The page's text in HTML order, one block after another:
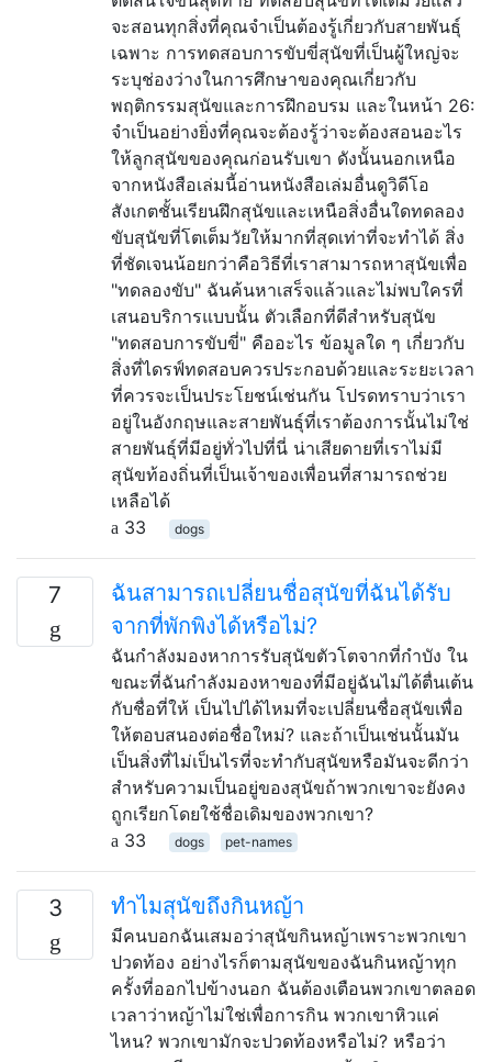
จะสอนทุกสิ่งที่คุณจำเป็นต้องรู้เกี่ยวกับสายพันธุ์
เฉพาะ การทดสอบการขับขี่สุนัขที่เป็นผู้ใหญ่จะ
ระบุช่องว่างในการศึกษาของคุณเกี่ยวกับ
พฤติกรรมสุนัขและการฝึกอบรม และในหน้า 26:
จำเป็นอย่างยิ่งที่คุณจะต้องรู้ว่าจะต้องสอนอะไร
ให้ลูกสุนัขของคุณก่อนรับเขา ดังนั้นนอกเหนือ
จากหนังสือเล่มนี้อ่านหนังสือเล่มอื่นดูวิดีโอ
สังเกตชั้นเรียนฝึกสุนัขและเหนือสิ่งอื่นใดทดลอง
ขับสุนัขที่โตเต็มวัยให้มากที่สุดเท่าที่จะทำได้ สิ่ง
ที่ชัดเจนน้อยกว่าคือวิธีที่เราสามารถหาสุนัขเพื่อ
"ทดลองขับ" ฉันค้นหาเสร็จแล้วและไม่พบใครที่
เสนอบริการแบบนั้น ตัวเลือกที่ดีสำหรับสุนัข
"ทดสอบการขับขี่" คืออะไร ข้อมูลใด ๆ เกี่ยวกับ
สิ่งที่ไดรฟ์ทดสอบควรประกอบด้วยและระยะเวลา
ที่ควรจะเป็นประโยชน์เช่นกัน โปรดทราบว่าเรา
อยู่ในอังกฤษและสายพันธุ์ที่เราต้องการนั้นไม่ใช่
สายพันธุ์ที่มีอยู่ทั่วไปที่นี่ น่าเสียดายที่เราไม่มี
สุนัขท้องถิ่นที่เป็นเจ้าของเพื่อนที่สามารถช่วย
เหลือได้
33
dogs
7
ฉันสามารถเปลี่ยนชื่อสุนัขที่ฉันได้รับ
จากที่พักพิงได้หรือไม่?
ฉันกำลังมองหาการรับสุนัขตัวโตจากที่กำบัง ใน
ขณะที่ฉันกำลังมองหาของที่มีอยู่ฉันไม่ได้ตื่นเต้น
กับชื่อที่ให้ เป็นไปได้ไหมที่จะเปลี่ยนชื่อสุนัขเพื่อ
ให้ตอบสนองต่อชื่อใหม่? และถ้าเป็นเช่นนั้นมัน
เป็นสิ่งที่ไม่เป็นไรที่จะทำกับสุนัขหรือมันจะดีกว่า
สำหรับความเป็นอยู่ของสุนัขถ้าพวกเขาจะยังคง
ถูกเรียกโดยใช้ชื่อเดิมของพวกเขา?
33
dogs pet-names
3 ทำไมสุนัขถึงกินหญ้า
มีคนบอกฉันเสมอว่าสุนัขกินหญ้าเพราะพวกเขา
ปวดท้อง อย่างไรก็ตามสุนัขของฉันกินหญ้าทุก
ครั้งที่ออกไปข้างนอก ฉันต้องเตือนพวกเขาตลอด
เวลาว่าหญ้าไม่ใช่เพื่อการกิน พวกเขาหิวแค่
ไหน? พวกเขามักจะปวดท้องหรือไม่? หรือว่า